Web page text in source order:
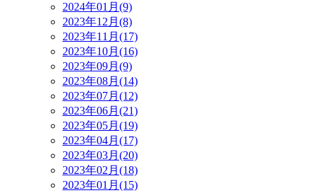
2024年01月(9)
2023年12月(8)
2023年11月(17)
2023年10月(16)
2023年09月(9)
2023年08月(14)
2023年07月(12)
2023年06月(21)
2023年05月(19)
2023年04月(17)
2023年03月(20)
2023年02月(18)
2023年01月(15)